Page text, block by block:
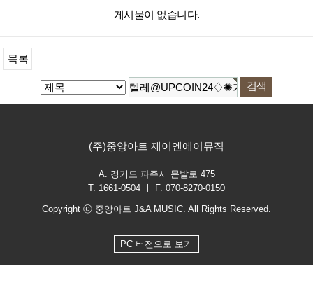
게시물이 없습니다.
목록
(주)중앙아트 제이엔에이뮤직
A. 경기도 파주시 문발로 475
T. 1661-0504 ㅣ F. 070-8270-0150
Copyright ⓒ 중앙아트 J&A MUSIC. All Rights Reserved.
PC 버전으로 보기